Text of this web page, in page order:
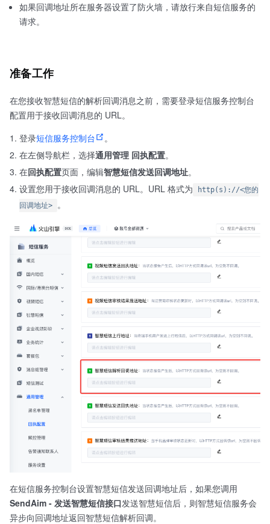
如果回调地址所在服务器设置了防火墙，请放行来自短信服务的
请求。
准备工作
在您接收智慧短信的解析回调消息之前，需要登录短信服务控制台
配置用于接收回调消息的 URL。
登录短信服务控制台
。
在左侧导航栏，选择通用管理 回执配置。
在回执配置页面，编辑智慧短信发送回调地址。
设置您用于接收回调消息的 URL。URL 格式为
http(s)://<您的
回调地址>
。
在短信服务控制台设置智慧短信发送回调地址后，如果您调用
SendAim - 发送智慧短信接口发送智慧短信后，则智慧短信服务会
异步向回调地址返回智慧短信解析回调。